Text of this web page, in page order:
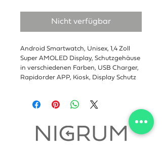
Nicht verfügbar
Android Smartwatch, Unisex, 1,4 Zoll
Super AMOLED Display, Schutzgehäuse
in verschiedenen Farben, USB Charger,
Rapidorder APP, Kiosk, Display Schutz